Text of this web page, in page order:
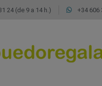
24 (de 9 a 14 h.) +34 606